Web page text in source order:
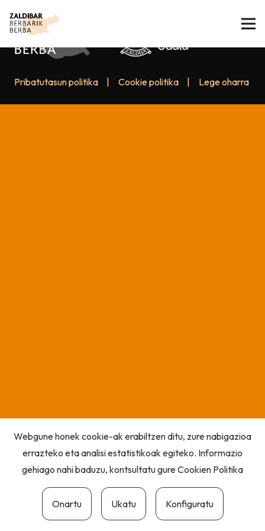
Pribatutasun politika Cookie politika Lege oharra
Webgune honek cookie-ak erabiltzen ditu, zure nabigazioa
errazteko eta analisi estatistikoak egiteko. Informazio
gehiago nahi baduzu, kontsultatu gureCookien Politika
Onartu Ukatu Konfiguratu